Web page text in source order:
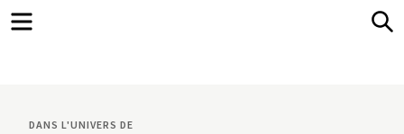
Menu
DANS L'UNIVERS DE